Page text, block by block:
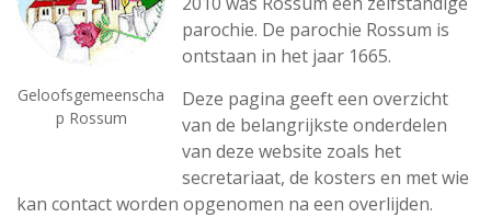
Geloofsgemeenscha
p Rossum
parochie. De parochie Rossum is
ontstaan in het jaar 1665.
Deze pagina geeft een overzicht
van de belangrijkste onderdelen
van deze website zoals het
secretariaat, de kosters en met wie
kan contact worden opgenomen na een overlijden.